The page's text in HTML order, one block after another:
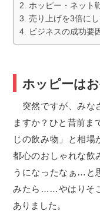
ホッピー・ネット
売り上げを3倍に
ビジネスの成功要
ホッピーは
突然ですが、みな
ますか？ひと昔前ま
じの飲み物」と相場
都心のおしゃれな飲
うになったなぁ…と
みたら……やはりそ
ありました。